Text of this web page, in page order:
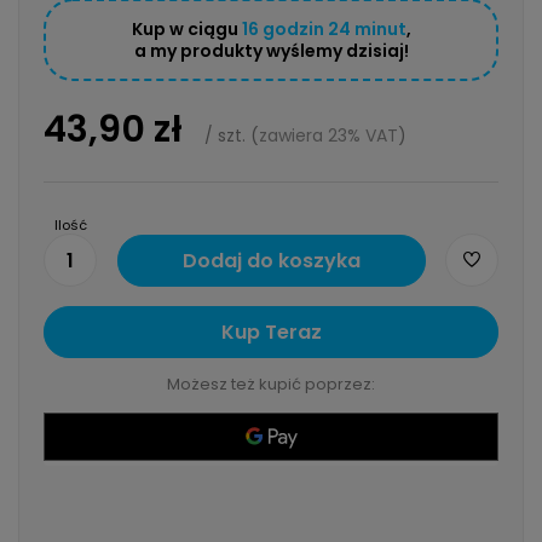
Kup w ciągu 16 godzin 24 minut,
a my produkty wyślemy dzisiaj!
43,90 zł / szt. (zawiera 23% VAT)
Ilość
1 Dodaj do koszyka
Kup Teraz
Możesz też kupić poprzez: